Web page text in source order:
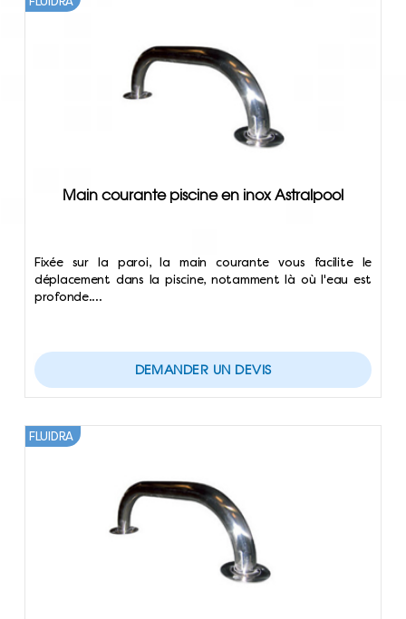
Main courante piscine en inox Astralpool
Fixée sur la paroi, la main courante vous facilite le
déplacement dans la piscine, notamment là où l'eau est
profonde.…
DEMANDER UN DEVIS
FLUIDRA